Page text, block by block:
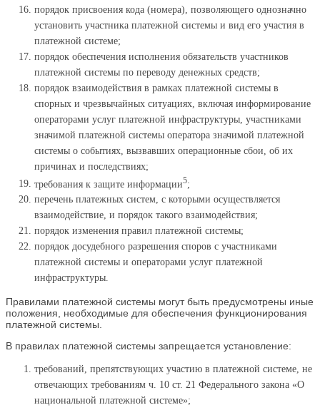
порядок присвоения кода (номера), позволяющего однозначно
установить участника платежной системы и вид его участия в
платежной системе;
порядок обеспечения исполнения обязательств участников
платежной системы по переводу денежных средств;
порядок взаимодействия в рамках платежной системы в
спорных и чрезвычайных ситуациях, включая информирование
операторами услуг платежной инфраструктуры, участниками
значимой платежной системы оператора значимой платежной
системы о событиях, вызвавших операционные сбои, об их
причинах и последствиях;
требования к защите информации5;
перечень платежных систем, с которыми осуществляется
взаимодействие, и порядок такого взаимодействия;
порядок изменения правил платежной системы;
порядок досудебного разрешения споров с участниками
платежной системы и операторами услуг платежной
инфраструктуры.
Правилами платежной системы могут быть предусмотрены иные
положения, необходимые для обеспечения функционирования
платежной системы.
В правилах платежной системы запрещается установление:
требований, препятствующих участию в платежной системе, не
отвечающих требованиям ч. 10 ст. 21 Федерального закона «О
национальной платежной системе»;